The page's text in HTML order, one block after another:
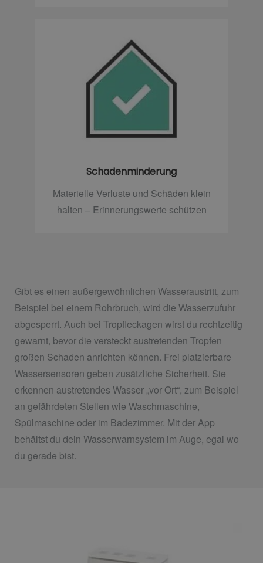
Schadenminderung
Materielle Verluste und Schäden klein
halten – Erinnerungswerte schützen
Gibt es einen außergewöhnlichen Wasseraustritt, zum
Beispiel bei einem Rohrbruch, wird die Wasserzufuhr
abgesperrt. Auch bei Tropfleckagen wirst du rechtzeitig
gewarnt, bevor die versteckt austretenden Tropfen
großen Schaden anrichten können. Frei platzierbare
Wassersensoren geben zusätzliche Sicherheit. Sie
erkennen austretendes Wasser „vor Ort“, zum Beispiel
an gefährdeten Stellen wie Waschmaschine,
Spülmaschine oder im Badezimmer. Mit der App
behältst du dein Wasserwarnsystem im Auge, egal wo
du gerade bist.